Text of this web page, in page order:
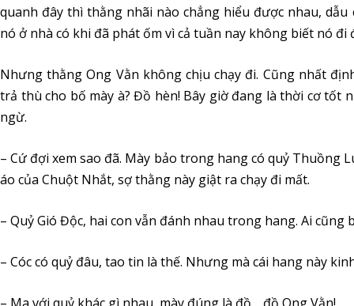
quanh đây thì thằng nhãi nào chẳng hiểu được nhau,
nó ở nhà có khi đã phát ốm vì cả tuần nay không biết nó đi
Nhưng thằng Ong Vằn không chịu chạy đi. Cũng nhất
trả thù cho bố mày à? Đồ hèn! Bây giờ đang là thời cơ tốt
ngừ.
– Cứ đợi xem sao đã. Mày bảo trong hang có quỷ Thuồng
áo của Chuột Nhắt, sợ thằng này giật ra chạy đi mất.
– Quỷ Gió Độc, hai con vẫn đánh nhau trong hang. Ai cũng
– Cóc có quỷ đâu, tao tin là thế. Nhưng mà cái hang này